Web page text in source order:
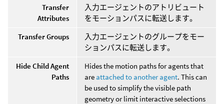
Transfer
Attributes
入力エージェントのアトリビュート
をモーションパスに転送します。
Transfer Groups
入力エージェントのグループをモー
ションパスに転送します。
Hide Child Agent
Paths
Hides the motion paths for agents that
are attached to another agent. This can
be used to simplify the visible path
geometry or limit interactive selections